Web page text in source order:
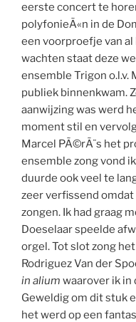
eerste concert te
polyfonieÃ«n in de
een voorproefje van
wachten staat deze
ensemble Trigon o.l.v.
publiek binnenkwam.
aanwijzing was werd
moment stil en
Marcel PÃ©rÃ¨s het
ensemble zong vond
duurde ook veel te
zeer verfissend
zongen. Ik had graag
Doeselaar speelde
orgel. Tot slot zong
Rodriguez Van der
in alium waarover ik in
Geweldig om dit stuk
het werd op een